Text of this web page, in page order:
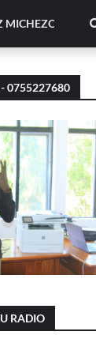
MICHEZO
0755227680
RADIO